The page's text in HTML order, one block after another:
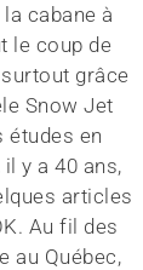
cabane à
le coup de
grâce
Snow Jet
études en
y a 40 ans,
articles
Au fil des
au Québec,